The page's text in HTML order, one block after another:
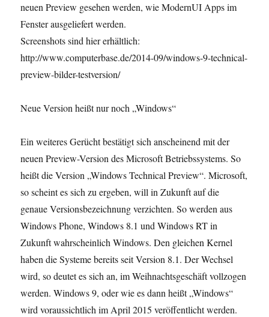
neuen Preview gesehen werden, wie ModernUI Apps im
Fenster ausgeliefert werden.
Screenshots sind hier erhältlich:
http://www.computerbase.de/2014-09/windows-9-technical-
preview-bilder-testversion/
Neue Version heißt nur noch „Windows“
Ein weiteres Gerücht bestätigt sich anscheinend mit der
neuen Preview-Version des Microsoft Betriebssystems. So
heißt die Version „Windows Technical Preview“. Microsoft,
so scheint es sich zu ergeben, will in Zukunft auf die
genaue Versionsbezeichnung verzichten. So werden aus
Windows Phone, Windows 8.1 und Windows RT in
Zukunft wahrscheinlich Windows. Den gleichen Kernel
haben die Systeme bereits seit Version 8.1. Der Wechsel
wird, so deutet es sich an, im Weihnachtsgeschäft vollzogen
werden. Windows 9, oder wie es dann heißt „Windows“
wird voraussichtlich im April 2015 veröffentlicht werden.